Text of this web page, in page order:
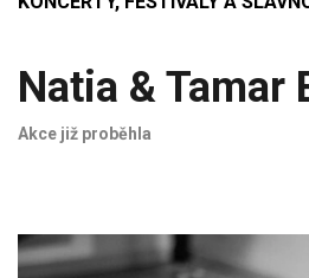
Natia & Tamar
Akce již proběhla